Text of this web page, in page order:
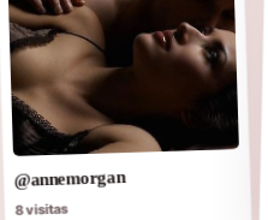
@annemorgan
8 visitas